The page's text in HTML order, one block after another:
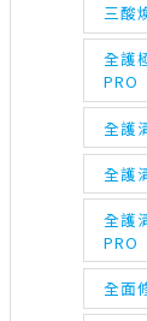
三酸
全護
PRO
全護
全護
全護
PRO
全面